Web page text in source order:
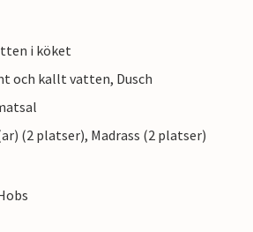
i köket
och kallt vatten, Dusch
(2 platser), Madrass (2 platser)